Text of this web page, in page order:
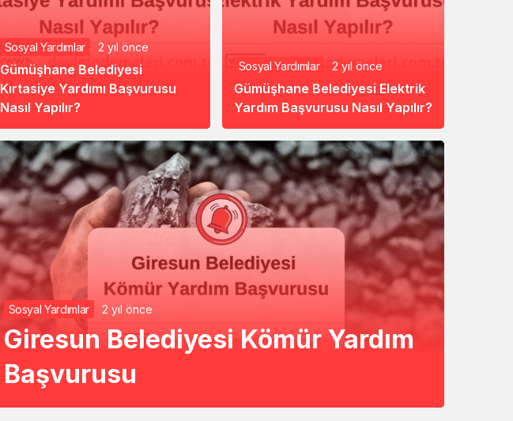
Sosyal Yardımlar 2 yıl önce
Gümüşhane Belediyesi
Kırtasiye Yardımı Başvurusu
Nasıl Yapılır?
Sosyal Yardımlar 2 yıl önce
Gümüşhane Belediyesi Elektrik
Yardım Başvurusu Nasıl Yapılır?
Sosyal Yardımlar 2 yıl önce
Giresun Belediyesi Kömür Yardım
Başvurusu